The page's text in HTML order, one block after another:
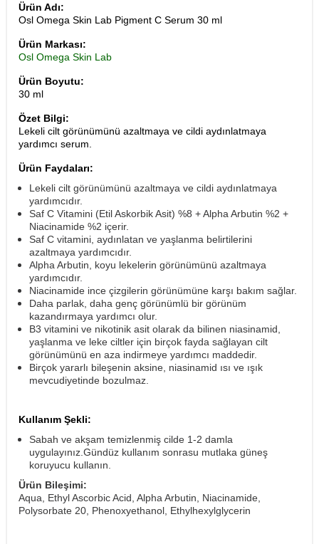
Ürün Adı:
Osl Omega Skin Lab Pigment C Serum 30 ml
Ürün Markası:
Osl Omega Skin Lab
Ürün Boyutu:
30 ml
Özet Bilgi:
Lekeli cilt görünümünü azaltmaya ve cildi aydınlatmaya
yardımcı serum.
Ürün Faydaları:
Lekeli cilt görünümünü azaltmaya ve cildi aydınlatmaya
yardımcıdır.
Saf C Vitamini (Etil Askorbik Asit) %8 + Alpha Arbutin %2 +
Niacinamide %2 içerir.
Saf C vitamini, aydınlatan ve yaşlanma belirtilerini
azaltmaya yardımcıdır.
Alpha Arbutin, koyu lekelerin görünümünü azaltmaya
yardımcıdır.
Niacinamide ince çizgilerin görünümüne karşı bakım sağlar.
Daha parlak, daha genç görünümlü bir görünüm
kazandırmaya yardımcı olur.
B3 vitamini ve nikotinik asit olarak da bilinen niasinamid,
yaşlanma ve leke ciltler için birçok fayda sağlayan cilt
görünümünü en aza indirmeye yardımcı maddedir.
Birçok yararlı bileşenin aksine, niasinamid ısı ve ışık
mevcudiyetinde bozulmaz.
Kullanım Şekli:
Sabah ve akşam temizlenmiş cilde 1-2 damla
uygulayınız.Gündüz kullanım sonrasu mutlaka güneş
koruyucu kullanın.
Ürün Bileşimi:
Aqua, Ethyl Ascorbic Acid, Alpha Arbutin, Niacinamide,
Polysorbate 20, Phenoxyethanol, Ethylhexylglycerin